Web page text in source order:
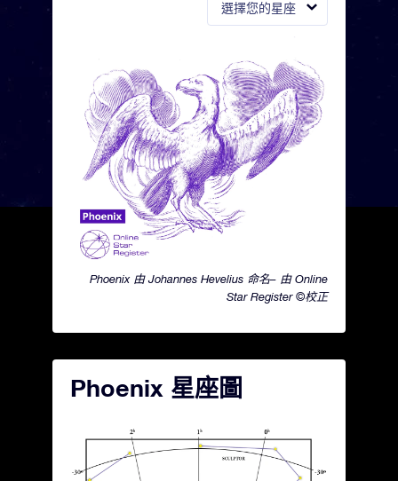
選擇您的星座
Phoenix 由 Johannes Hevelius 命名– 由 Online
Star Register ©校正
Phoenix 星座圖